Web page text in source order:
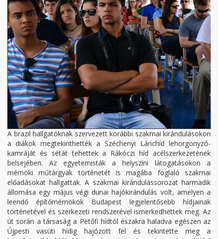
A brazil hallgatóknak szervezett korábbi szakmai kirándulásokon
a diákok megtekinthették a Széchenyi Lánchíd lehorgonyzó-
kamráját és sétát tehettek a Rákóczi híd acélszerkezetének
belsejében. Az egyetemisták a helyszíni látogatásokon a
mérnöki műtárgyak történetét is magába foglaló szakmai
előadásokat hallgattak. A szakmai kirándulássorozat harmadik
állomása egy május végi dunai hajókirándulás volt, amelyen a
leendő építőmérnökök Budapest legjelentősebb hídjainak
történetével és szerkezeti rendszerével ismerkedhettek meg. Az
út során a társaság a Petőfi hídtól északra haladva egészen az
Újpesti vasúti hídig hajózott fel és tekintette meg a